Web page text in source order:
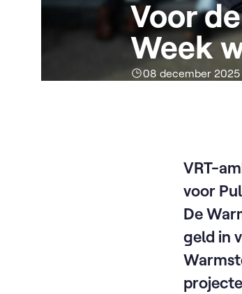
Voor
Week
08 december 2025
VRT-
voor
De
geld in